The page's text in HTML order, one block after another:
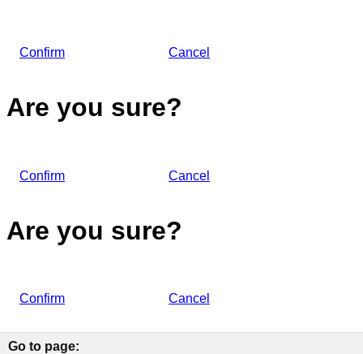
Confirm Cancel
Are you sure?
Confirm Cancel
Are you sure?
Confirm Cancel
Go to page: